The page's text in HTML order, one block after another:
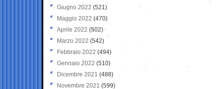
Giugno 2022 (521)
Maggio 2022 (470)
Aprile 2022 (502)
Marzo 2022 (542)
Febbraio 2022 (494)
Gennaio 2022 (510)
Dicembre 2021 (488)
Novembre 2021 (599)